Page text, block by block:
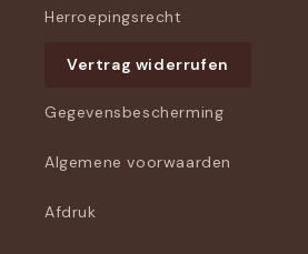
Herroepingsrecht
Vertrag widerrufen
Gegevensbescherming
Algemene voorwaarden
Afdruk